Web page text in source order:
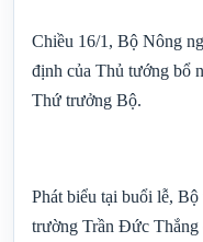
Chiều 16/1, Bộ Nông
định của Thủ tướng bổ
Thứ trưởng Bộ.
Phát biểu tại buổi lễ,
trường Trần Đức